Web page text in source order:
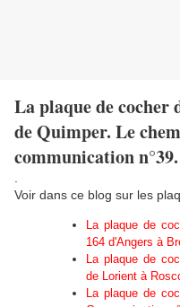
La plaque de
de Quimper. Le
communication
Voir dans ce blog sur les
La plaque de
164 d'Angers à
La plaque de
de Lorient à
La plaque de